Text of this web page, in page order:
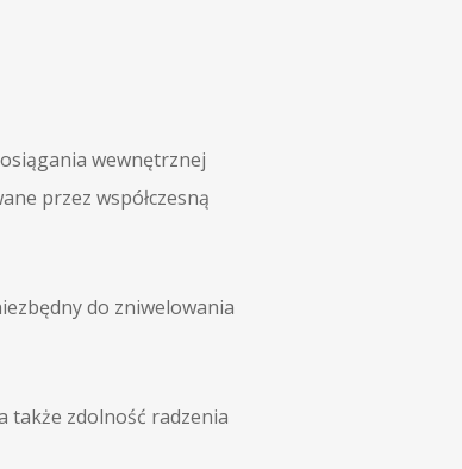
wewnętrznej
przez współczesną
do zniwelowania
także zdolność radzenia